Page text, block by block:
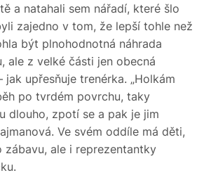
a natahali sem nářadí, které šlo
zajedno v tom, že lepší tohle než
být plnohodnotná náhrada
ale z velké části jen obecná
upřesňuje trenérka. „Holkám
po tvrdém povrchu, taky
dlouho, zpotí se a pak je jim
Ve svém oddíle má děti,
ale i reprezentantky